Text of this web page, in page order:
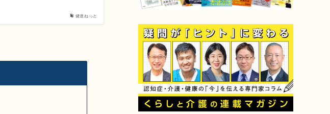
健達ねっと